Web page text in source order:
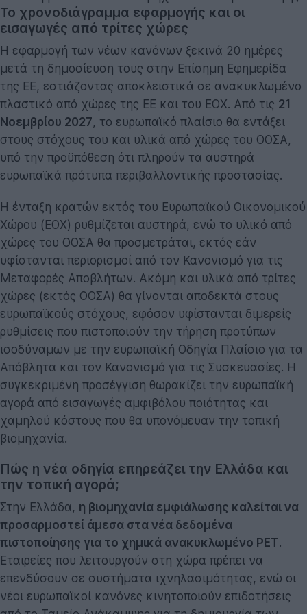
Το χρονοδιάγραμμα εφαρμογής και οι
εισαγωγές από τρίτες χώρες
Η εφαρμογή των νέων κανόνων ξεκινά 20 ημέρες
μετά τη δημοσίευση τους στην Επίσημη Εφημερίδα
της ΕΕ, εστιάζοντας αποκλειστικά σε ανακυκλωμένο
πλαστικό από χώρες της ΕΕ και του ΕΟΧ. Από τις 21
Νοεμβρίου 2027, το ευρωπαϊκό πλαίσιο θα εντάξει
στους στόχους του και υλικά από χώρες του ΟΟΣΑ,
υπό την προϋπόθεση ότι πληρούν τα αυστηρά
ευρωπαϊκά πρότυπα περιβαλλοντικής προστασίας.
Η ένταξη κρατών εκτός του Ευρωπαϊκού Οικονομικού
Χώρου (ΕΟΧ) ρυθμίζεται αυστηρά, ενώ το υλικό από
χώρες του ΟΟΣΑ θα προσμετράται, εκτός εάν
υφίστανται περιορισμοί από τον Κανονισμό για τις
Μεταφορές Αποβλήτων. Ακόμη και υλικά από τρίτες
χώρες (εκτός ΟΟΣΑ) θα γίνονται αποδεκτά στους
ευρωπαϊκούς στόχους, εφόσον υφίστανται διμερείς
ρυθμίσεις που πιστοποιούν την τήρηση προτύπων
ισοδύναμων με την ευρωπαϊκή Οδηγία Πλαίσιο για τα
Απόβλητα και τον Κανονισμό για τις Συσκευασίες. Η
συγκεκριμένη προσέγγιση θωρακίζει την ευρωπαϊκή
αγορά από εισαγωγές αμφιβόλου ποιότητας και
χαμηλού κόστους που θα υπονόμευαν την τοπική
βιομηχανία.
Πώς η νέα οδηγία επηρεάζει την Ελλάδα και
την τοπική αγορά;
Στην Ελλάδα, η βιομηχανία εμφιάλωσης καλείται να
προσαρμοστεί άμεσα στα νέα δεδομένα
πιστοποίησης για το χημικά ανακυκλωμένο PET.
Εταιρείες που λειτουργούν στη χώρα πρέπει να
επενδύσουν σε συστήματα ιχνηλασιμότητας, ενώ οι
νέοι ευρωπαϊκοί κανόνες κινητοποιούν επιδοτήσεις